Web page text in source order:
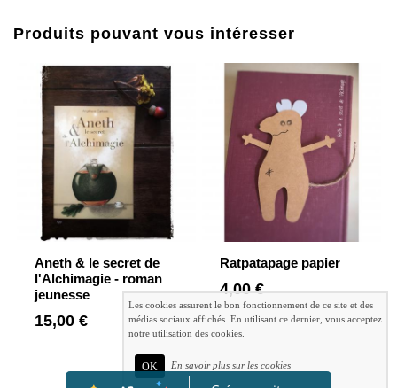
Produits pouvant vous intéresser
Aneth & le secret de
l'Alchimagie - roman
jeunesse
15,00 €
Ratpatapage papier
4,00 €
Les cookies assurent le bon fonctionnement de ce site et des
médias sociaux affichés. En utilisant ce dernier, vous acceptez
notre utilisation des cookies.
OK En savoir plus sur les cookies